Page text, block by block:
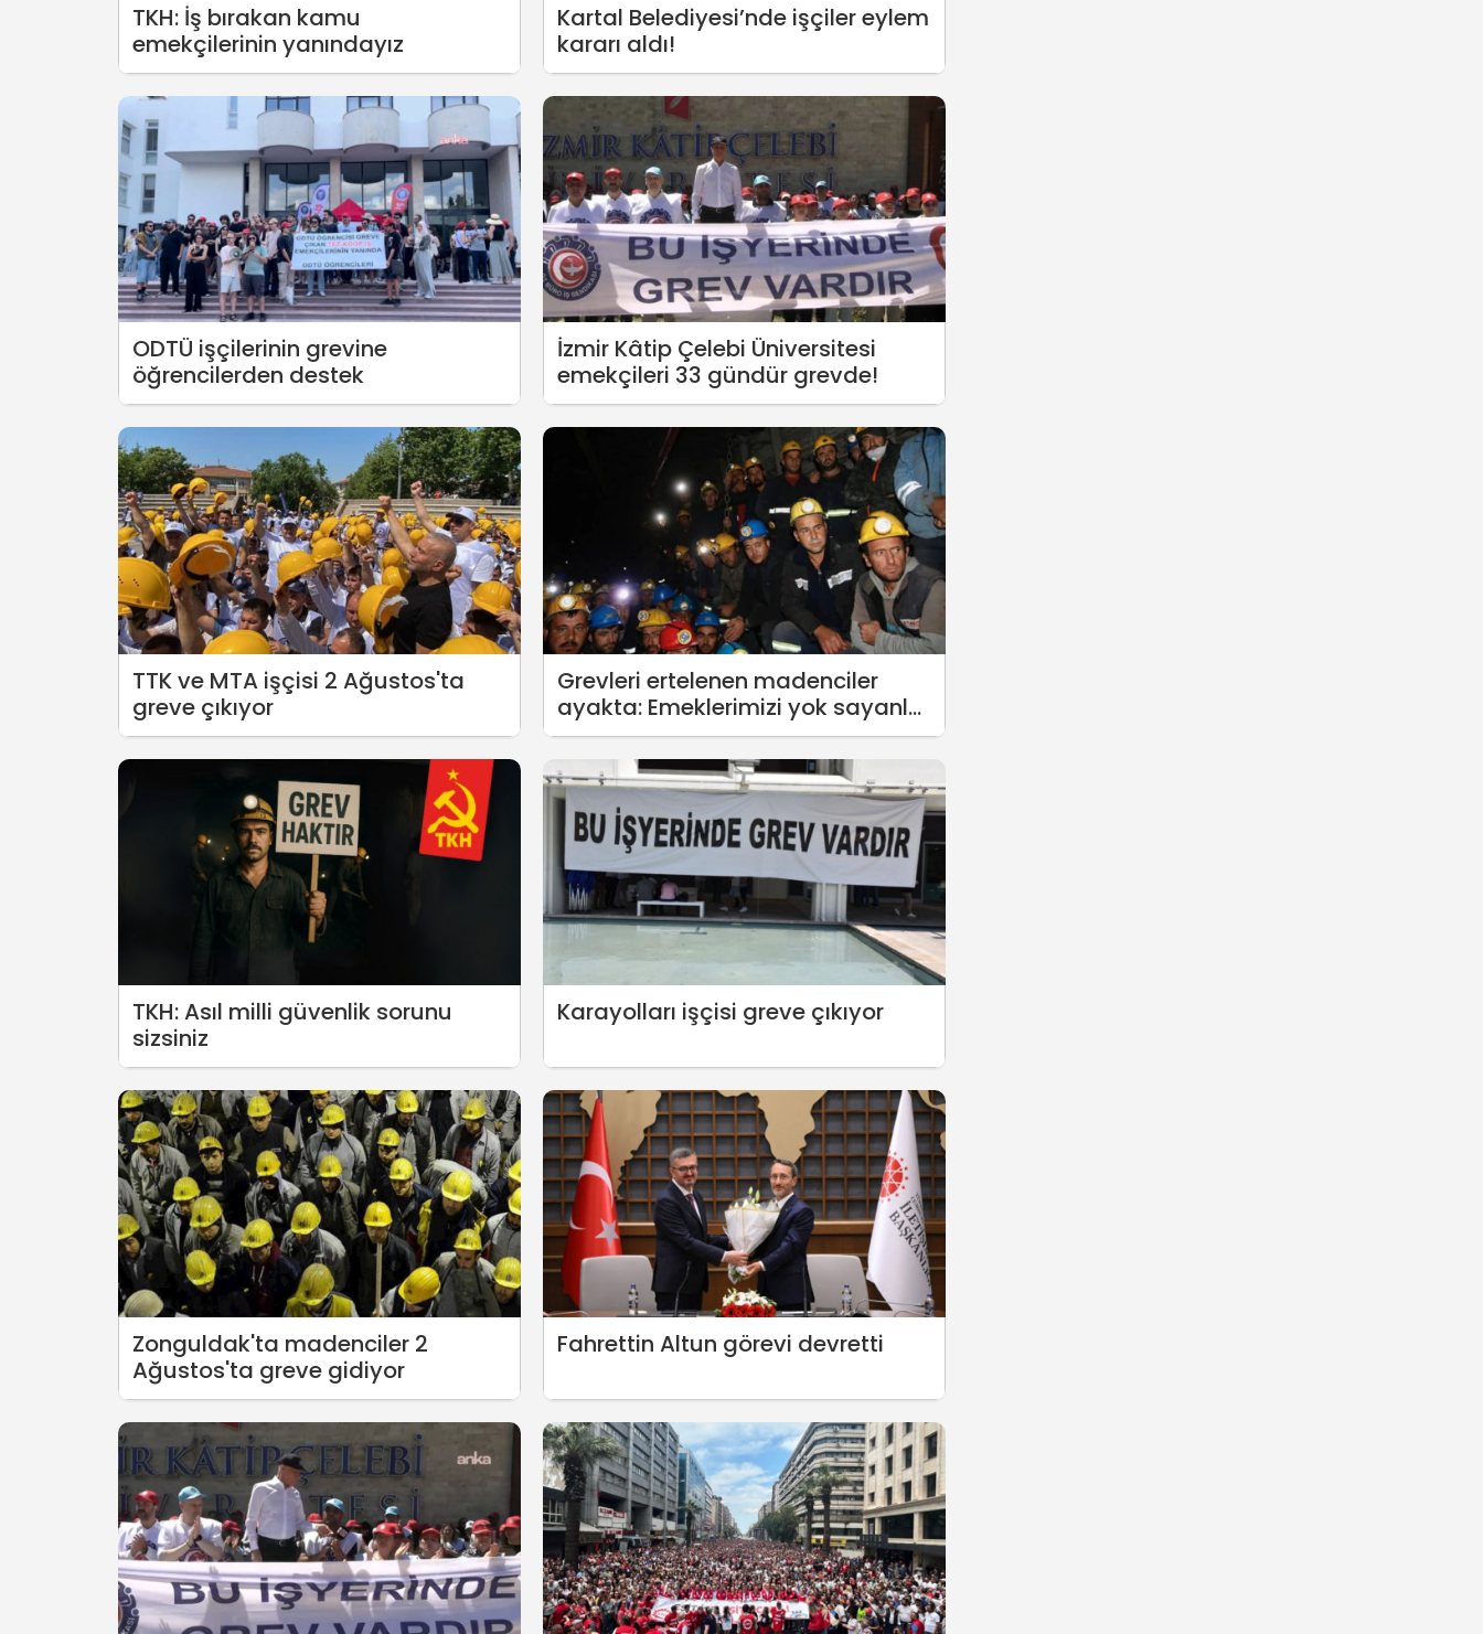
TKH: İş bırakan kamu
emekçilerinin yanındayız
Kartal Belediyesi’nde işçiler eylem
kararı aldı!
ODTÜ işçilerinin grevine
öğrencilerden destek
İzmir Kâtip Çelebi Üniversitesi
emekçileri 33 gündür grevde!
TTK ve MTA işçisi 2 Ağustos'ta
greve çıkıyor
Grevleri ertelenen madenciler
ayakta: Emeklerimizi yok sayanlar
grev hakkını da elimizden alıyor!
TKH: Asıl milli güvenlik sorunu
sizsiniz
Karayolları işçisi greve çıkıyor
Zonguldak'ta madenciler 2
Ağustos'ta greve gidiyor
Fahrettin Altun görevi devretti